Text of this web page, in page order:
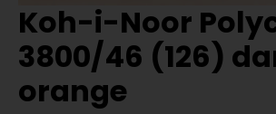
Koh-i-Noor
3800/46 (126)
orange